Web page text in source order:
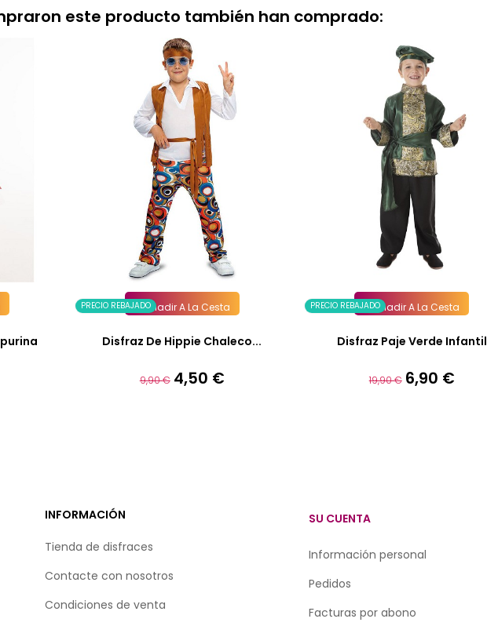
este producto también han comprado:
PRECIO REBAJADOAñadir A La Cesta
Disfraz De Hippie Chaleco...
Precio
9,90 € Precio
4,50 €
PRECIO REBAJADOAñadir A La Cesta
Disfraz Paje Verde Infantil
Precio
19,90 € Precio
6,90 €
INFORMACIÓN
Tienda de disfraces
Contacte con nosotros
Condiciones de venta
SU CUENTA
Información personal
Pedidos
Facturas por abono